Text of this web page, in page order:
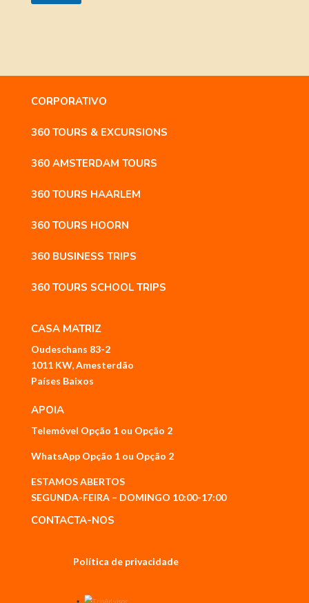
CORPORATIVO
360 TOURS & EXCURSIONS
360 AMSTERDAM TOURS
360 TOURS HAARLEM
360 TOURS HOORN
360 BUSINESS TRIPS
360 TOURS SCHOOL TRIPS
CASA MATRIZ
Oudeschans 83-2
1011 KW, Amesterdão
Países Baixos
APOIA
Telemóvel Opção 1ou Opção 2
WhatsApp Opção 1ou Opção 2
ESTAMOS ABERTOS
SEGUNDA-FEIRA – DOMINGO 10:00-17:00
CONTACTA-NOS
Política de privacidade